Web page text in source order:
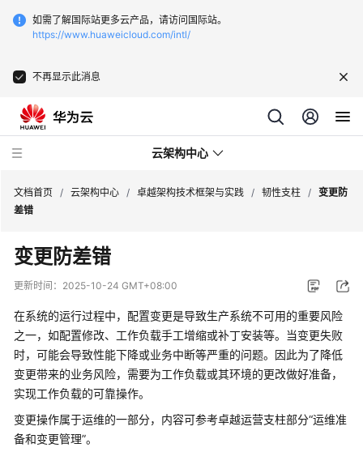
如需了解国际站更多云产品，请访问国际站。
https://www.huaweicloud.com/intl/
不再显示此消息
云架构中心
越
架
技
术
框
架
与
实
践
文档首页 / 云架构中心 / 卓越架构技术框架与实践 / 韧性支柱 / 变更防
差错
变更防差错
更新时间： 2025-10-24 GMT+08:00
在系统的运行过程中，配置变更是导致生产系统不可用的重要风险
之一，如配置修改、工作负载手工增缩或补丁安装等。当变更失败
时，可能会导致性能下降或业务中断等严重的问题。因此为了降低
变更带来的业务风险，需要为工作负载或其环境的更改做好准备，
实现工作负载的可靠操作。
变更操作属于运维的一部分，内容可参考卓越运营支柱部分“运维准
备和变更管理”。